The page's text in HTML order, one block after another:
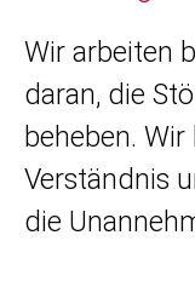
Wir arbeiten
daran, die
beheben.
Verständnis
die